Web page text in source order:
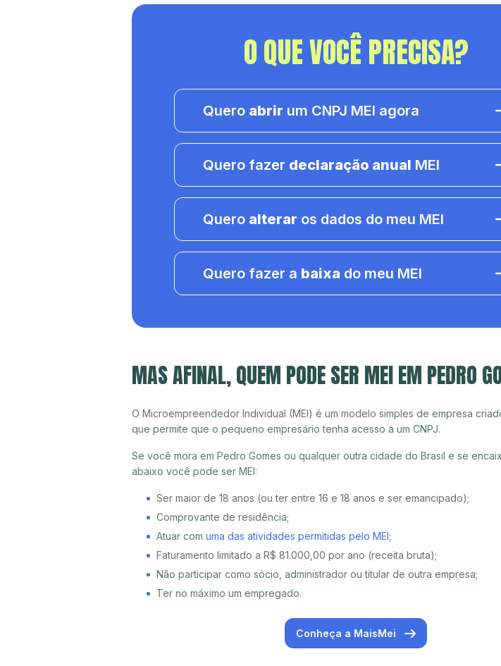
O QUE VOCÊ PRECISA?
Quero abrir um CNPJ MEI agora
Quero fazer declaração anual MEI
Quero alterar os dados do meu MEI
Quero fazer a baixa do meu MEI
MAS AFINAL, QUEM PODE SER MEI EM PEDRO
O Microempreendedor Individual (MEI) é um modelo simples de empresa
que permite que o pequeno empresário tenha acesso a um CNPJ.
Se você mora em Pedro Gomes ou qualquer outra cidade do Brasil e se
abaixo você pode ser MEI:
Ser maior de 18 anos (ou ter entre 16 e 18 anos e ser emancipado);
Comprovante de residência;
Atuar com uma das atividades permitidas pelo MEI;
Faturamento limitado a R$ 81.000,00 por ano (receita bruta);
Não participar como sócio, administrador ou titular de outra empresa;
Ter no máximo um empregado.
Conheça a MaisMei